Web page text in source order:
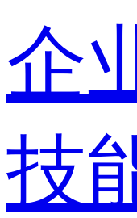
企
技